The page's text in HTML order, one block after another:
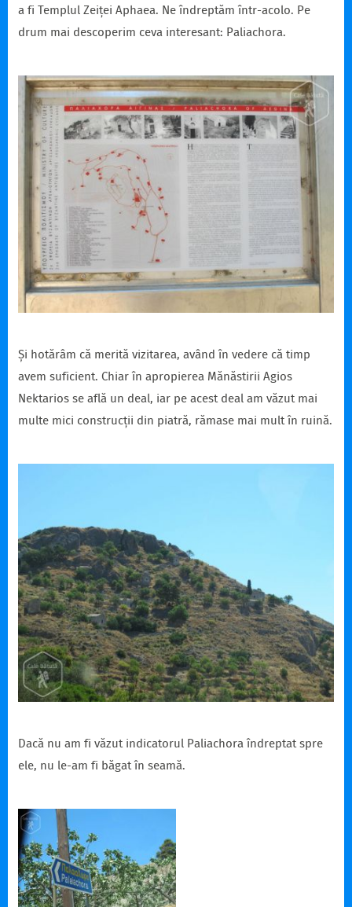
a fi Templul Zeiței Aphaea. Ne îndreptăm într-acolo. Pe
drum mai descoperim ceva interesant: Paliachora.
Și hotărâm că merită vizitarea, având în vedere că timp
avem suficient. Chiar în apropierea Mănăstirii Agios
Nektarios se află un deal, iar pe acest deal am văzut mai
multe mici construcții din piatră, rămase mai mult în ruină.
Dacă nu am fi văzut indicatorul Paliachora îndreptat spre
ele, nu le-am fi băgat în seamă.